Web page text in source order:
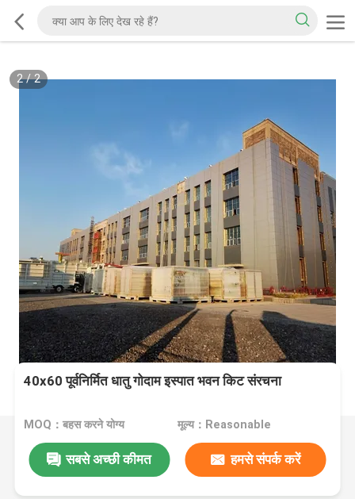
2/2
40x60 पूर्वनिर्मित धातु गोदाम इस्पात भवन किट संरचना
MOQ：बहस करने योग्य मूल्य：Reasonable
सबसे अच्छी कीमत हमसे संपर्क करें